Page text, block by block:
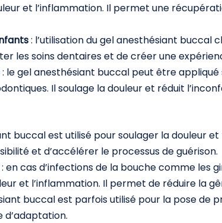
et l’inflammation. Il permet une
: l’utilisation du gel anesthésiant buccal
les soins dentaires et de créer une
: le gel anesthésiant buccal peut être
Il soulage la douleur et réduit
buccal est utilisé pour soulager la douleur
et d’accélérer le processus de guérison.
: en cas d’infections de la bouche comme les
et l’inflammation. Il permet de réduire la
buccal est parfois utilisé pour la pose